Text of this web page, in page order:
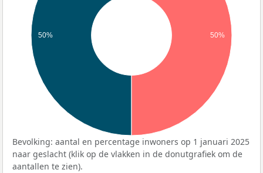
50% 50%
Bevolking: aantal en percentage inwoners op 1 januari 2025
naar geslacht (klik op de vlakken in de donutgrafiek om de
aantallen te zien).